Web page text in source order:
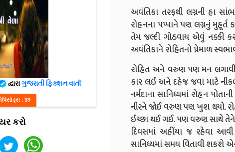
દ્વારાગુજરાતી ફિક્શન વાર્તા
: 39
કરો
અવંતિકા તરફથી લગ્નની હા
રોહનના પપ્પાને પણ લગ્નનું
તેમ જલ્દી ગોઠવાય એવું નક્કી
અવંતિકાને રોહિતનો પ્રેમાળ
રોહિત અને વરુણ પણ મન લગાવી
કાર લઈ અને દહેજ જવા માટે
નર્મદાના સાનિધ્યમાં રોહન
નીરને જોઈ વરુણ પણ ખુશ થયો.
ઈચ્છા થઈ ગઈ. પણ વરુણ સાથે તેને
દિવસમાં અહીંયા જ રહેવા
સાનિધ્યમાં સમય વિતાવી શકશે